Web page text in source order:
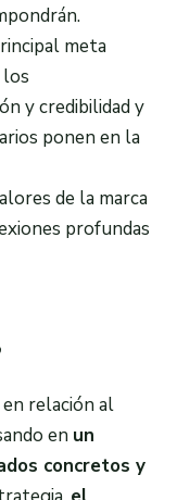
meta
y credibilidad y
ponen en la
de la marca
profundas
relación al
en un
concretos y